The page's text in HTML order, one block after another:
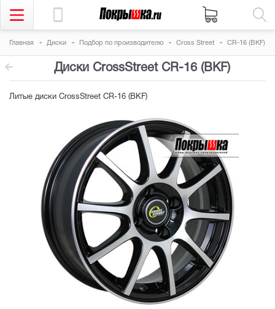
Главная Диски Подбор по производителю Cross Street CR-16 (BKF)
Диски CrossStreet CR-16 (BKF)
Литые диски CrossStreet CR-16 (BKF)